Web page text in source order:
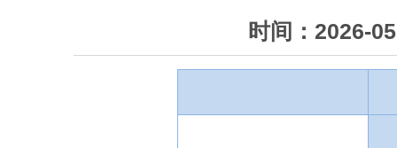
时间：2026-